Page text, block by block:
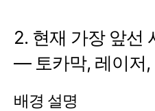
2. 현재 가장 앞선
— 토카막, 레이저,
배경 설명